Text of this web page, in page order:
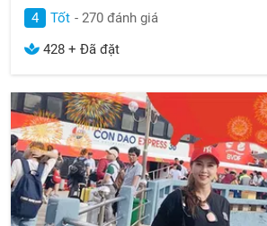
4 Tốt - 270 đánh giá
428 + Đã đặt